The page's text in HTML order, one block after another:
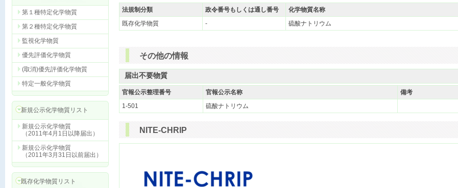
第１種特定化学物質
第２種特定化学物質
監視化学物質
優先評価化学物質
(取消)優先評価化学物質
特定一般化学物質
新規公示化学物質リスト
新規公示化学物質
（2011年4月1日以降届出）
新規公示化学物質
（2011年3月31日以前届出）
既存化学物質リスト
法規制分類 政令番号もしくは通し番号 化学物質名称
既存化学物質
- 硫酸ナトリウム
その他の情報
届出不要物質
官報公示整理番号 官報公示名称
備考
1-501
硫酸ナトリウム
NITE-CHRIP